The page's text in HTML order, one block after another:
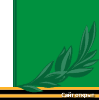
Сайт открыт